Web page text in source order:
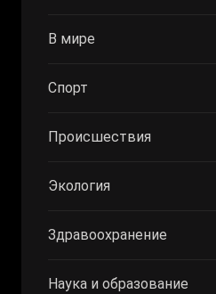
В мире
Спорт
Происшествия
Экология
Здравоохранение
Наука и образование